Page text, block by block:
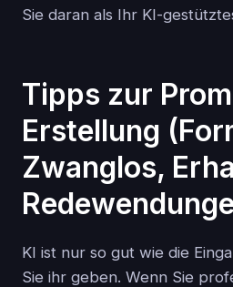
Sie daran als Ihr KI-
Tipps zur
Erstellung
Zwanglos,
KI ist nur so gut wie die
Sie ihr geben. Wenn Sie